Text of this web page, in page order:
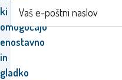
ki
omogočajo
enostavno
in
gladko